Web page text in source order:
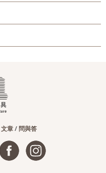
文章/問與答